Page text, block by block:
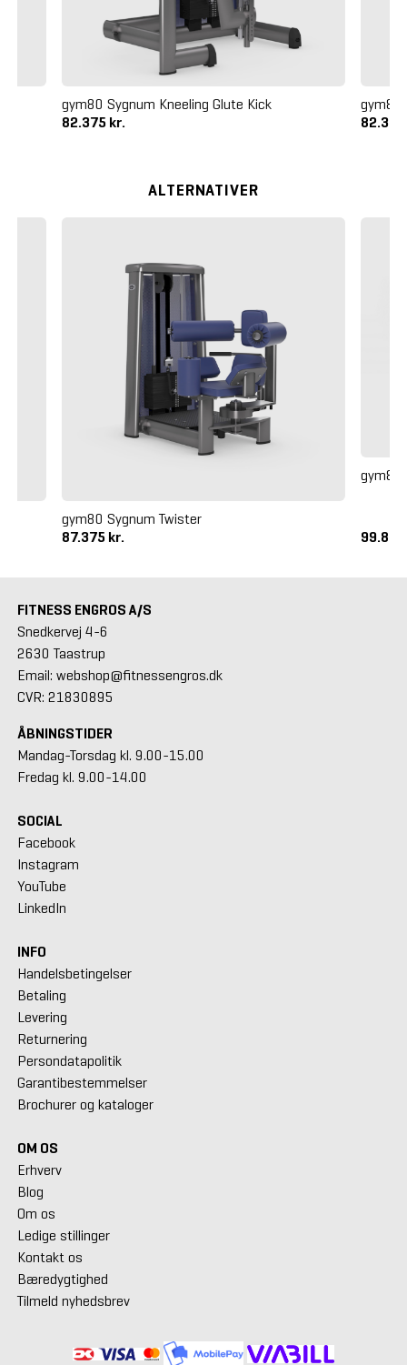
gym80 Sygnum Kneeling Glute Kick
82.375 kr.
gym80
ALTERNATIVER
gym80 Sygnum Twister
87.375 kr.
gym80
FITNESS ENGROS A/S
Snedkervej 4-6
2630 Taastrup
Email: webshop@fitnessengros.dk
CVR: 21830895
ÅBNINGSTIDER
Mandag-Torsdag kl. 9.00-15.00
Fredag kl. 9.00-14.00
SOCIAL
Facebook
Instagram
YouTube
LinkedIn
INFO
Handelsbetingelser
Betaling
Levering
Returnering
Persondatapolitik
Garantibestemmelser
Brochurer og kataloger
OM OS
Erhverv
Blog
Om os
Ledige stillinger
Kontakt os
Bæredygtighed
Tilmeld nyhedsbrev